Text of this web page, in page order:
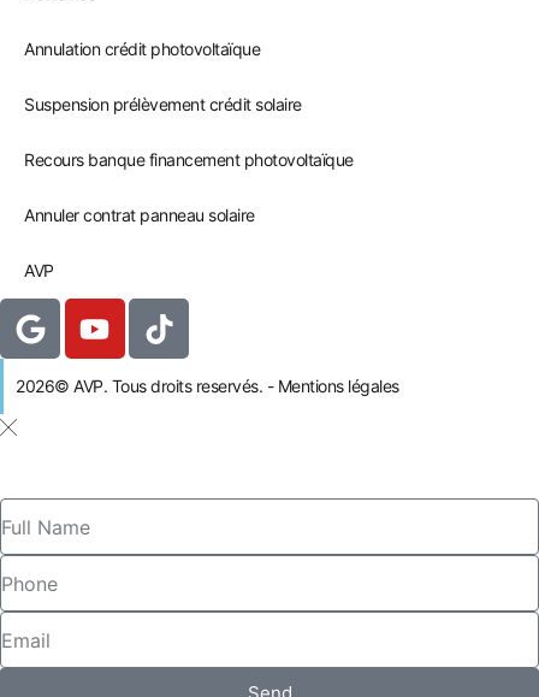
Annulation crédit photovoltaïque
Suspension prélèvement crédit solaire
Recours banque financement photovoltaïque
Annuler contrat panneau solaire
AVP
2026© AVP. Tous droits reservés. - Mentions légales